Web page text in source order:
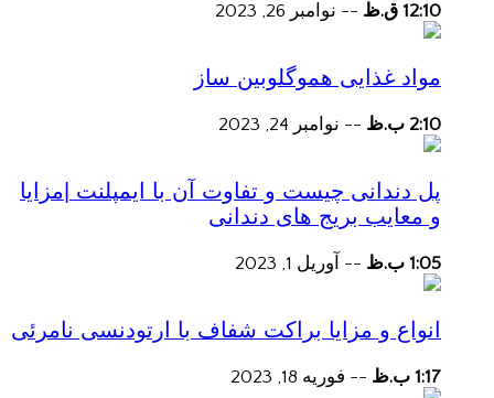
12:10 ق.ظ -- نوامبر 26, 2023
مواد غذایی هموگلوبین ساز
2:10 ب.ظ -- نوامبر 24, 2023
پل دندانی چیست و تفاوت آن با ایمپلنت |مزایا
و معایب بریج های دندانی
1:05 ب.ظ -- آوریل 1, 2023
انواع و مزایا براکت شفاف با ارتودنسی نامرئی
1:17 ب.ظ -- فوریه 18, 2023